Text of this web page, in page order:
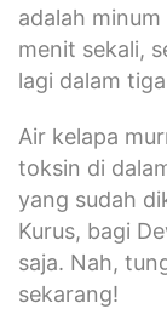
adalah
menit sekali,
lagi dalam
Air kelapa
toksin di
yang sudah
Kurus, bagi
saja. Nah,
sekarang!